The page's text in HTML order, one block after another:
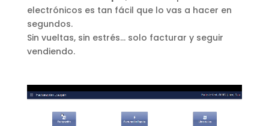
electrónicos es tan fácil que lo vas a hacer en
segundos.
Sin vueltas, sin estrés… solo facturar y seguir
vendiendo.